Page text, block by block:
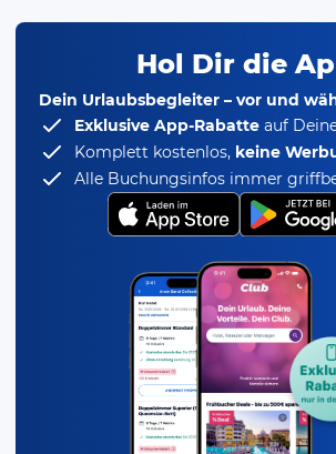
Hol Dir die
Dein Urlaubsbegleiter – vor und
Exklusive App-Rabatte auf
Komplett kostenlos, keine
Alle Buchungsinfos immer